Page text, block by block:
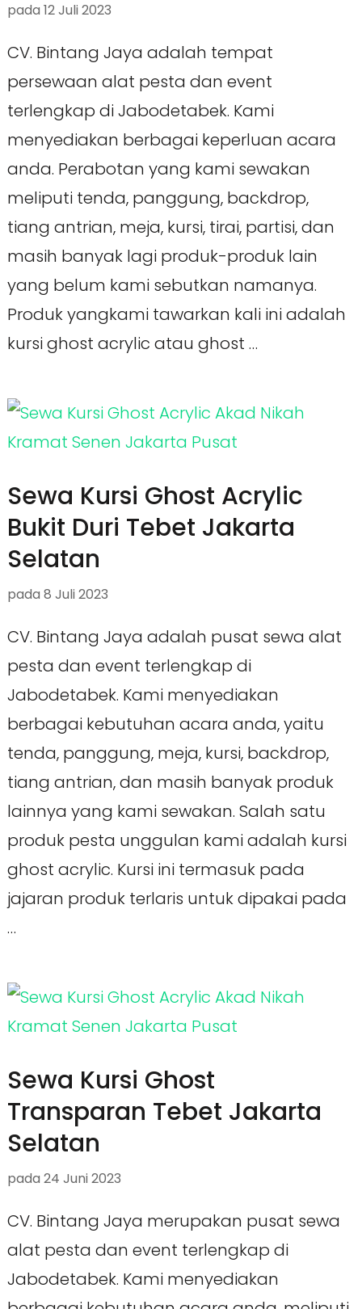
pada 12 Juli 2023
CV. Bintang Jaya adalah tempat
persewaan alat pesta dan event
terlengkap di Jabodetabek. Kami
menyediakan berbagai keperluan acara
anda. Perabotan yang kami sewakan
meliputi tenda, panggung, backdrop,
tiang antrian, meja, kursi, tirai, partisi, dan
masih banyak lagi produk-produk lain
yang belum kami sebutkan namanya.
Produk yangkami tawarkan kali ini adalah
kursi ghost acrylic atau ghost …
Sewa Kursi Ghost Acrylic
Bukit Duri Tebet Jakarta
Selatan
pada 8 Juli 2023
CV. Bintang Jaya adalah pusat sewa alat
pesta dan event terlengkap di
Jabodetabek. Kami menyediakan
berbagai kebutuhan acara anda, yaitu
tenda, panggung, meja, kursi, backdrop,
tiang antrian, dan masih banyak produk
lainnya yang kami sewakan. Salah satu
produk pesta unggulan kami adalah kursi
ghost acrylic. Kursi ini termasuk pada
jajaran produk terlaris untuk dipakai pada
…
Sewa Kursi Ghost
Transparan Tebet Jakarta
Selatan
pada 24 Juni 2023
CV. Bintang Jaya merupakan pusat sewa
alat pesta dan event terlengkap di
Jabodetabek. Kami menyediakan